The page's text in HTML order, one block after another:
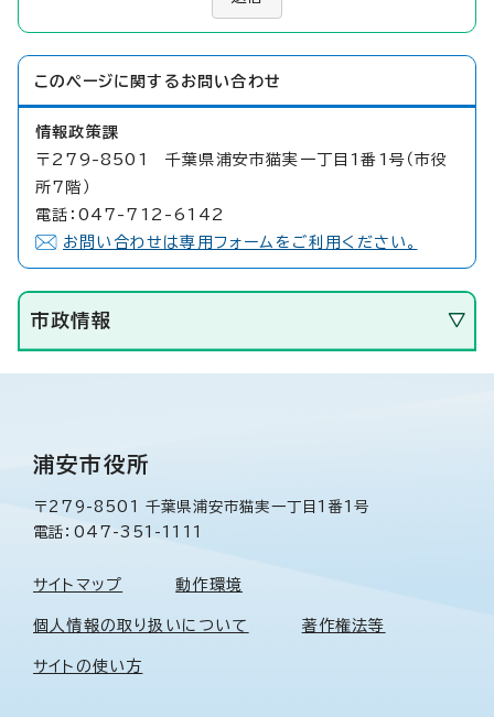
このページに関する お問い合わせ
情報政策課
〒279-8501 千葉県浦安市猫実一丁目1番1号（市役
所7階）
電話：047-712-6142
お問い合わせは専用フォームをご利用ください。
市政情報
浦安市役所
〒279-8501 千葉県浦安市猫実一丁目1番1号
電話：047-351-1111
サイトマップ 動作環境
個人情報の取り扱いについて 著作権法等
サイトの使い方